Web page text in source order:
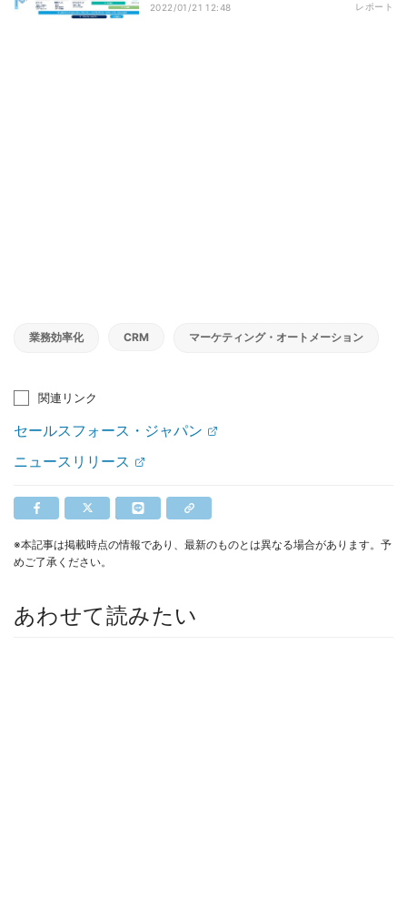
2022/01/21 12:48 レポート
業務効率化 CRM マーケティング・オートメーション
関連リンク
セールスフォース・ジャパン
ニュースリリース
※本記事は掲載時点の情報であり、最新のものとは異なる場合があります。予
めご了承ください。
あわせて読みたい